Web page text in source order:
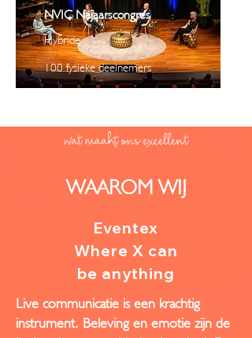
NVIC Najaarscongres
Hybride
100 fysieke deelnemers
wat maakt ons excellent
WAAROM WIJ
Eventex
Where X can
be anything
Live communicatie is een krachtig
instrument. Beleving en emotie zijn de